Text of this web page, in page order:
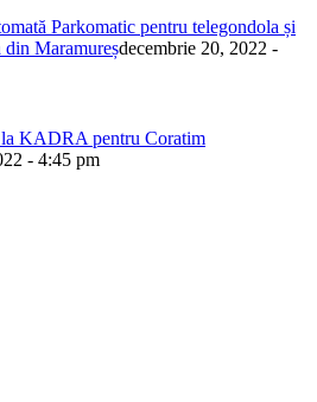
Parkomatic pentru telegondola și
Maramureșdecembrie 20, 2022 -
la KADRA pentru Coratim
- 4:45 pm